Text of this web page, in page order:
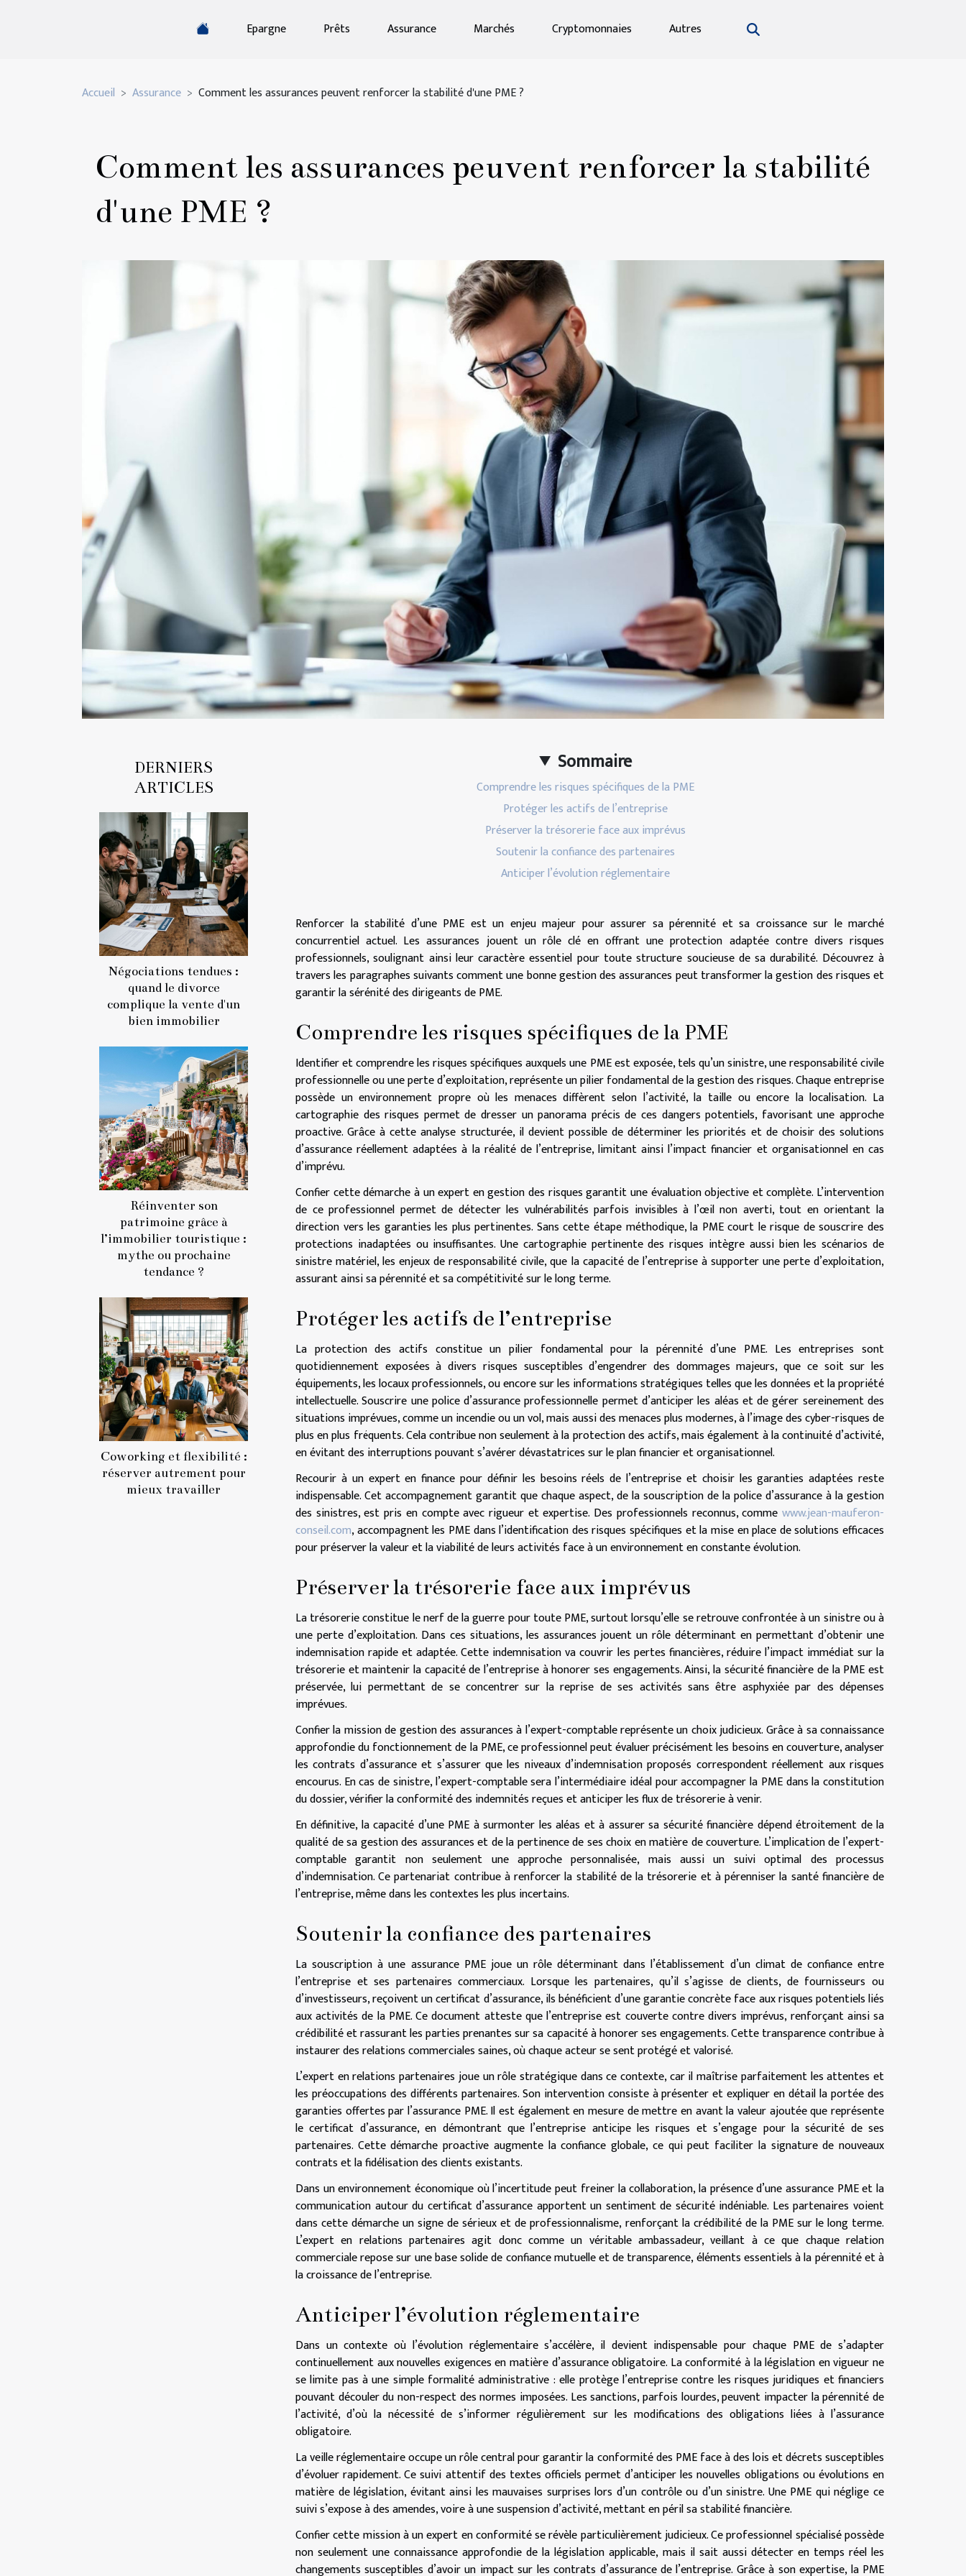
Epargne Prêts Assurance Marchés Cryptomonnaies Autres
Accueil Assurance Comment les assurances peuvent renforcer la stabilité d'une PME ?
Comment les assurances peuvent renforcer la stabilité
d'une PME ?
DERNIERS
ARTICLES
Négociations tendues :
quand le divorce
complique la vente d'un
bien immobilier
Réinventer son
patrimoine grâce à
l’immobilier touristique :
mythe ou prochaine
tendance ?
Coworking et flexibilité :
réserver autrement pour
mieux travailler
Sommaire
Comprendre les risques spécifiques de la PME
Protéger les actifs de l’entreprise
Préserver la trésorerie face aux imprévus
Soutenir la confiance des partenaires
Anticiper l’évolution réglementaire
Renforcer la stabilité d’une PME est un enjeu majeur pour assurer sa pérennité et sa croissance sur le marché
concurrentiel actuel. Les assurances jouent un rôle clé en offrant une protection adaptée contre divers risques
professionnels, soulignant ainsi leur caractère essentiel pour toute structure soucieuse de sa durabilité. Découvrez à
travers les paragraphes suivants comment une bonne gestion des assurances peut transformer la gestion des risques et
garantir la sérénité des dirigeants de PME.
Comprendre les risques spécifiques de la PME
Identifier et comprendre les risques spécifiques auxquels une PME est exposée, tels qu’un sinistre, une responsabilité civile
professionnelle ou une perte d’exploitation, représente un pilier fondamental de la gestion des risques. Chaque entreprise
possède un environnement propre où les menaces diffèrent selon l’activité, la taille ou encore la localisation. La
cartographie des risques permet de dresser un panorama précis de ces dangers potentiels, favorisant une approche
proactive. Grâce à cette analyse structurée, il devient possible de déterminer les priorités et de choisir des solutions
d’assurance réellement adaptées à la réalité de l’entreprise, limitant ainsi l’impact financier et organisationnel en cas
d’imprévu.
Confier cette démarche à un expert en gestion des risques garantit une évaluation objective et complète. L’intervention
de ce professionnel permet de détecter les vulnérabilités parfois invisibles à l’œil non averti, tout en orientant la
direction vers les garanties les plus pertinentes. Sans cette étape méthodique, la PME court le risque de souscrire des
protections inadaptées ou insuffisantes. Une cartographie pertinente des risques intègre aussi bien les scénarios de
sinistre matériel, les enjeux de responsabilité civile, que la capacité de l’entreprise à supporter une perte d’exploitation,
assurant ainsi sa pérennité et sa compétitivité sur le long terme.
Protéger les actifs de l’entreprise
La protection des actifs constitue un pilier fondamental pour la pérennité d’une PME. Les entreprises sont
quotidiennement exposées à divers risques susceptibles d’engendrer des dommages majeurs, que ce soit sur les
équipements, les locaux professionnels, ou encore sur les informations stratégiques telles que les données et la propriété
intellectuelle. Souscrire une police d’assurance professionnelle permet d’anticiper les aléas et de gérer sereinement des
situations imprévues, comme un incendie ou un vol, mais aussi des menaces plus modernes, à l’image des cyber-risques de
plus en plus fréquents. Cela contribue non seulement à la protection des actifs, mais également à la continuité d’activité,
en évitant des interruptions pouvant s’avérer dévastatrices sur le plan financier et organisationnel.
Recourir à un expert en finance pour définir les besoins réels de l’entreprise et choisir les garanties adaptées reste
indispensable. Cet accompagnement garantit que chaque aspect, de la souscription de la police d’assurance à la gestion
des sinistres, est pris en compte avec rigueur et expertise. Des professionnels reconnus, comme www.jean-mauferon-
conseil.com, accompagnent les PME dans l’identification des risques spécifiques et la mise en place de solutions efficaces
pour préserver la valeur et la viabilité de leurs activités face à un environnement en constante évolution.
Préserver la trésorerie face aux imprévus
La trésorerie constitue le nerf de la guerre pour toute PME, surtout lorsqu’elle se retrouve confrontée à un sinistre ou à
une perte d’exploitation. Dans ces situations, les assurances jouent un rôle déterminant en permettant d’obtenir une
indemnisation rapide et adaptée. Cette indemnisation va couvrir les pertes financières, réduire l’impact immédiat sur la
trésorerie et maintenir la capacité de l’entreprise à honorer ses engagements. Ainsi, la sécurité financière de la PME est
préservée, lui permettant de se concentrer sur la reprise de ses activités sans être asphyxiée par des dépenses
imprévues.
Confier la mission de gestion des assurances à l’expert-comptable représente un choix judicieux. Grâce à sa connaissance
approfondie du fonctionnement de la PME, ce professionnel peut évaluer précisément les besoins en couverture, analyser
les contrats d’assurance et s’assurer que les niveaux d’indemnisation proposés correspondent réellement aux risques
encourus. En cas de sinistre, l’expert-comptable sera l’intermédiaire idéal pour accompagner la PME dans la constitution
du dossier, vérifier la conformité des indemnités reçues et anticiper les flux de trésorerie à venir.
En définitive, la capacité d’une PME à surmonter les aléas et à assurer sa sécurité financière dépend étroitement de la
qualité de sa gestion des assurances et de la pertinence de ses choix en matière de couverture. L’implication de l’expert-
comptable garantit non seulement une approche personnalisée, mais aussi un suivi optimal des processus
d’indemnisation. Ce partenariat contribue à renforcer la stabilité de la trésorerie et à pérenniser la santé financière de
l’entreprise, même dans les contextes les plus incertains.
Soutenir la confiance des partenaires
La souscription à une assurance PME joue un rôle déterminant dans l’établissement d’un climat de confiance entre
l’entreprise et ses partenaires commerciaux. Lorsque les partenaires, qu’il s’agisse de clients, de fournisseurs ou
d’investisseurs, reçoivent un certificat d’assurance, ils bénéficient d’une garantie concrète face aux risques potentiels liés
aux activités de la PME. Ce document atteste que l’entreprise est couverte contre divers imprévus, renforçant ainsi sa
crédibilité et rassurant les parties prenantes sur sa capacité à honorer ses engagements. Cette transparence contribue à
instaurer des relations commerciales saines, où chaque acteur se sent protégé et valorisé.
L’expert en relations partenaires joue un rôle stratégique dans ce contexte, car il maîtrise parfaitement les attentes et
les préoccupations des différents partenaires. Son intervention consiste à présenter et expliquer en détail la portée des
garanties offertes par l’assurance PME. Il est également en mesure de mettre en avant la valeur ajoutée que représente
le certificat d’assurance, en démontrant que l’entreprise anticipe les risques et s’engage pour la sécurité de ses
partenaires. Cette démarche proactive augmente la confiance globale, ce qui peut faciliter la signature de nouveaux
contrats et la fidélisation des clients existants.
Dans un environnement économique où l’incertitude peut freiner la collaboration, la présence d’une assurance PME et la
communication autour du certificat d’assurance apportent un sentiment de sécurité indéniable. Les partenaires voient
dans cette démarche un signe de sérieux et de professionnalisme, renforçant la crédibilité de la PME sur le long terme.
L’expert en relations partenaires agit donc comme un véritable ambassadeur, veillant à ce que chaque relation
commerciale repose sur une base solide de confiance mutuelle et de transparence, éléments essentiels à la pérennité et à
la croissance de l’entreprise.
Anticiper l’évolution réglementaire
Dans un contexte où l’évolution réglementaire s’accélère, il devient indispensable pour chaque PME de s’adapter
continuellement aux nouvelles exigences en matière d’assurance obligatoire. La conformité à la législation en vigueur ne
se limite pas à une simple formalité administrative : elle protège l’entreprise contre les risques juridiques et financiers
pouvant découler du non-respect des normes imposées. Les sanctions, parfois lourdes, peuvent impacter la pérennité de
l’activité, d’où la nécessité de s’informer régulièrement sur les modifications des obligations liées à l’assurance
obligatoire.
La veille réglementaire occupe un rôle central pour garantir la conformité des PME face à des lois et décrets susceptibles
d’évoluer rapidement. Ce suivi attentif des textes officiels permet d’anticiper les nouvelles obligations ou évolutions en
matière de législation, évitant ainsi les mauvaises surprises lors d’un contrôle ou d’un sinistre. Une PME qui néglige ce
suivi s’expose à des amendes, voire à une suspension d’activité, mettant en péril sa stabilité financière.
Confier cette mission à un expert en conformité se révèle particulièrement judicieux. Ce professionnel spécialisé possède
non seulement une connaissance approfondie de la législation applicable, mais il sait aussi détecter en temps réel les
changements susceptibles d’avoir un impact sur les contrats d’assurance de l’entreprise. Grâce à son expertise, la PME